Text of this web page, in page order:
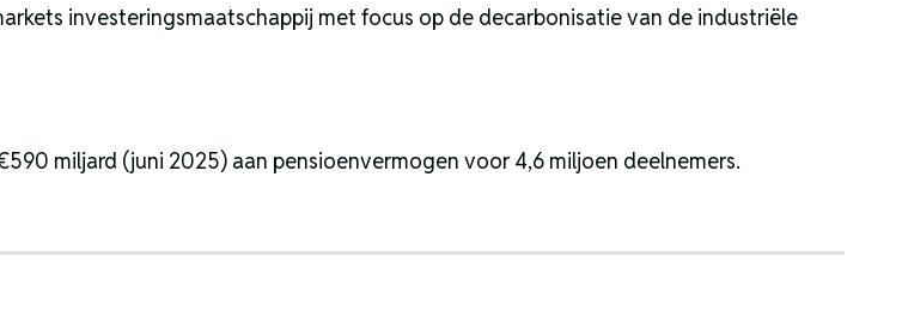
investeringsmaatschappij met focus op de decarbonisatie van de industriële
miljard (juni 2025) aan pensioenvermogen voor 4,6 miljoen deelnemers.